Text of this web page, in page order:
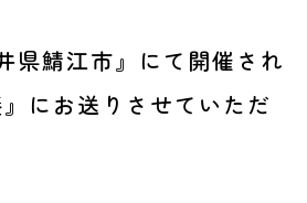
県鯖江市』にて開催され
にお送りさせていただ